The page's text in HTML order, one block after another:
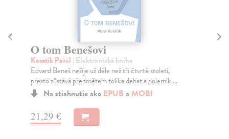
O tom Benešovi
Kosatík Pavel | Elektronická kniha
Edvard Beneš nežije už déle než tři čtvrtě století,
přesto zůstává předmětem tolika debat a polemik ...
Na stiahnutie ako EPUB a MOBI
21,29 €